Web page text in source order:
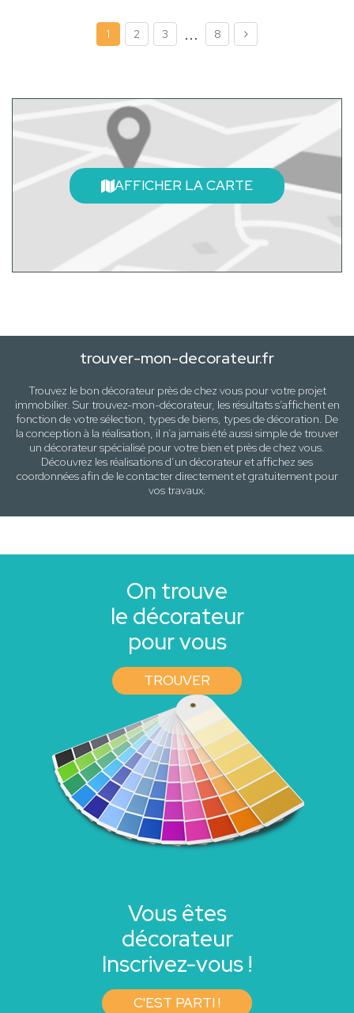
1 2 3 ... 8
AFFICHER LA CARTE
trouver-mon-decorateur.fr
Trouvez le bon décorateur près dechez vouspour votre projet
immobilier. Sur trouvez-mon-décorateur, les résultats s’affichent en
fonction de votre sélection, types de biens, types de décoration. De
la conception à la réalisation, il n’a jamais été aussi simple de trouver
un décorateur spécialisé pour votre bien et près dechez vous.
Découvrez les réalisations d’un décorateur et affichez ses
coordonnées afin de le contacter directement et gratuitement pour
vos travaux.
On trouve
le décorateur
pour vous
TROUVER
Vous êtes
décorateur
Inscrivez-vous !
C'EST PARTI !